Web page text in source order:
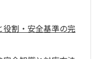
役割・安全基準の完